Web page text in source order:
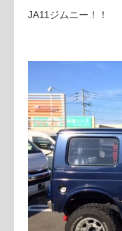
JA11ジムニー！！